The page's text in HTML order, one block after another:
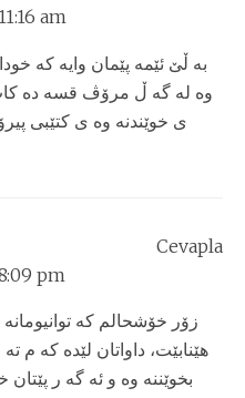
am
به ڵێ ئێمه پێمان وایه که
وه له گه ڵ مرۆڤ قسه ده کات
ی خوێندنه وه ی کتێبی
pm
زۆر خۆشحالم که
هێنابێت، داواتان لێده که م
بخوێننه وه و ئه گه ر
Cevapla